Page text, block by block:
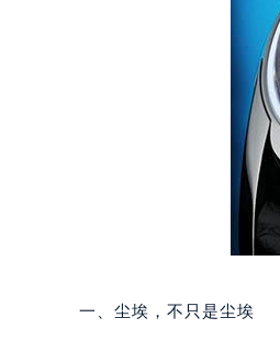
一、尘埃，不只是尘埃